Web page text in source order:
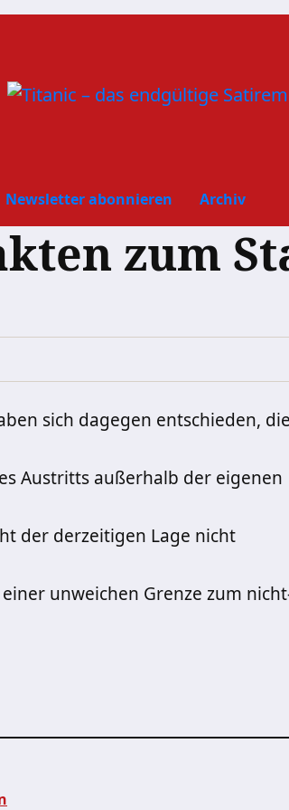
Newsletter abonnieren Archiv
zum
sich dagegen entschieden,
Austritts außerhalb der eigenen
der derzeitigen Lage nicht
unweichen Grenze zum